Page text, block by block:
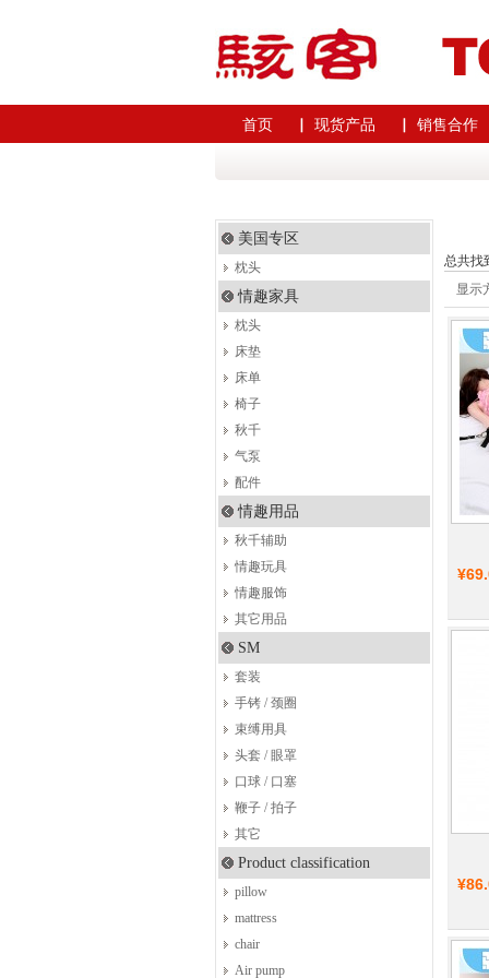
首页 ▏ 现货产品 ▏ 销售合作
美国专区
枕头
情趣家具
枕头
床垫
床单
椅子
秋千
气泵
配件
情趣用品
秋千辅助
情趣玩具
情趣服饰
其它用品
SM
套装
手铐 / 颈圈
束缚用具
头套 / 眼罩
口球 / 口塞
鞭子 / 拍子
其它
Product classification
pillow
mattress
chair
Air pump
总共找
显示